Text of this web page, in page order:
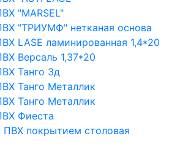
"MARSEL"
"ТРИУМФ" нетканая основа
LASE ламинированная 1,4*20
Версаль 1,37*20
Танго 3д
Танго Металлик
Танго Металлик
Фиеста
ПВХ покрытием столовая